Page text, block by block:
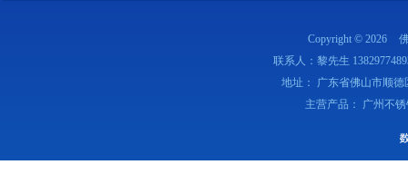
Copyright © 2026
联系人：黎先生
地址： 广东省佛山市顺
主营产品： 广州不